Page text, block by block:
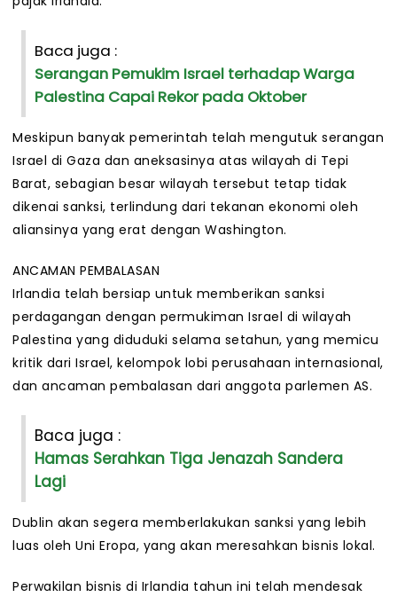
Baca juga :
Serangan Pemukim Israel terhadap Warga
Palestina Capai Rekor pada Oktober
Meskipun banyak pemerintah telah mengutuk serangan
Israel di Gaza dan aneksasinya atas wilayah di Tepi
Barat, sebagian besar wilayah tersebut tetap tidak
dikenai sanksi, terlindung dari tekanan ekonomi oleh
aliansinya yang erat dengan Washington.
ANCAMAN PEMBALASAN
Irlandia telah bersiap untuk memberikan sanksi
perdagangan dengan permukiman Israel di wilayah
Palestina yang diduduki selama setahun, yang memicu
kritik dari Israel, kelompok lobi perusahaan internasional,
dan ancaman pembalasan dari anggota parlemen AS.
Baca juga :
Hamas Serahkan Tiga Jenazah Sandera
Lagi
Dublin akan segera memberlakukan sanksi yang lebih
luas oleh Uni Eropa, yang akan meresahkan bisnis lokal.
Perwakilan bisnis di Irlandia tahun ini telah mendesak